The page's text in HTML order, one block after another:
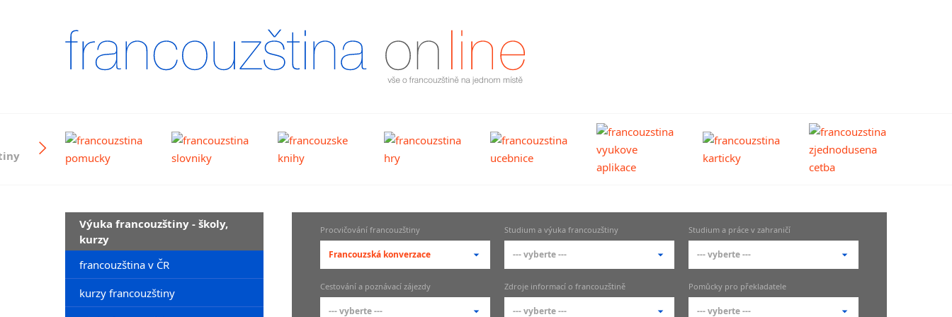
Výuka francouzštiny - školy,
kurzy
francouzština v ČR
kurzy francouzštiny
Procvičování francouzštiny
Francouzská konverzace
--- vyberte ---
Francouzská slovíčka - slovní
Studium a výuka francouzštiny
--- vyberte ---
--- vyberte ---
Jazykové školy FJ
Studium a práce v zahraničí
--- vyberte ---
--- vyberte ---
Studium ve Francii
Cestování a poznávací zájezdy
--- vyberte ---
Zdroje informací o francouzštině
--- vyberte ---
Pomůcky pro překladatele
--- vyberte ---